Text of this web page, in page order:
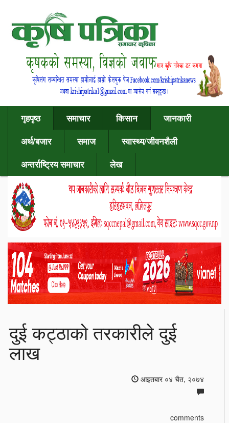
गृहपृष्ठ समाचार किसान
जानकारी
अर्थ/बजार
समाज
स्वास्थ्य/जीवनशैली
अन्तर्राष्ट्रिय समाचार
लेख
दुई कट्ठाको तरकारीले दुई
लाख
आइतबार ०४ चैत, २०७४
comments